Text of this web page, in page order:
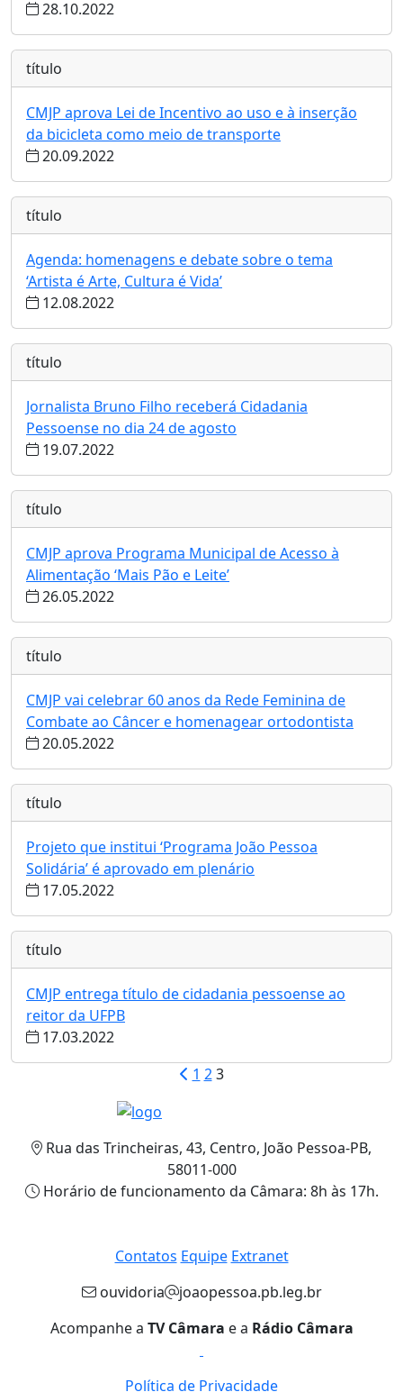
28.10.2022
título
CMJP aprova Lei de Incentivo ao uso e à inserção
da bicicleta como meio de transporte
20.09.2022
título
Agenda: homenagens e debate sobre o tema
‘Artista é Arte, Cultura é Vida’
12.08.2022
título
Jornalista Bruno Filho receberá Cidadania
Pessoense no dia 24 de agosto
19.07.2022
título
CMJP aprova Programa Municipal de Acesso à
Alimentação ‘Mais Pão e Leite’
26.05.2022
título
CMJP vai celebrar 60 anos da Rede Feminina de
Combate ao Câncer e homenagear ortodontista
20.05.2022
título
Projeto que institui ‘Programa João Pessoa
Solidária’ é aprovado em plenário
17.05.2022
título
CMJP entrega título de cidadania pessoense ao
reitor da UFPB
17.03.2022
1 2 3
Rua das Trincheiras, 43, Centro, João Pessoa-PB,
58011-000
Horário de funcionamento da Câmara: 8h às 17h.
Contatos Equipe Extranet
ouvidoria
joaopessoa.pb.leg.br
Acompanhe a TV Câmara e a Rádio Câmara
Política de Privacidade